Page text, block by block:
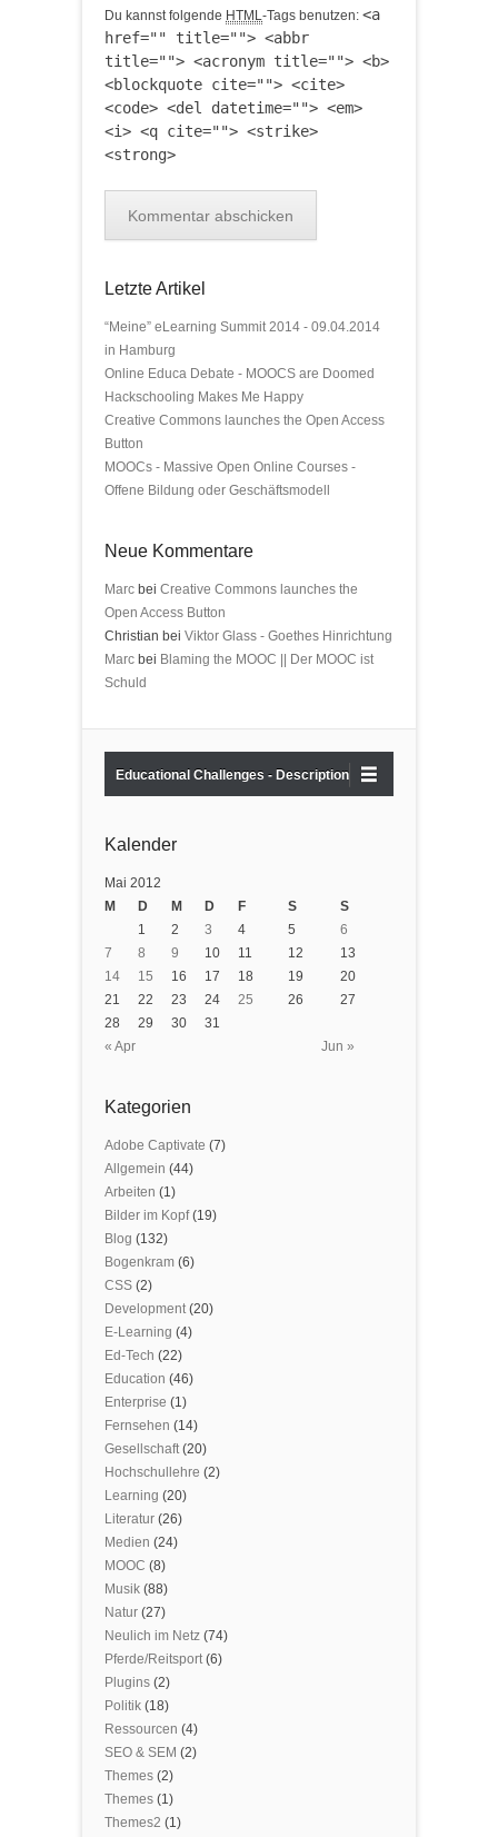
Du kannst folgende HTML-Tags benutzen: <a
href="" title=""> <abbr
title=""> <acronym title=""> <b>
<blockquote cite=""> <cite>
<code> <del datetime=""> <em>
<i> <q cite=""> <strike>
<strong>
Letzte Artikel
“Meine” eLearning Summit 2014 - 09.04.2014
in Hamburg
Online Educa Debate - MOOCS are Doomed
Hackschooling Makes Me Happy
Creative Commons launches the Open Access
Button
MOOCs - Massive Open Online Courses -
Offene Bildung oder Geschäftsmodell
Neue Kommentare
Marc bei Creative Commons launches the
Open Access Button
Christian bei Viktor Glass - Goethes Hinrichtung
Marc bei Blaming the MOOC || Der MOOC ist
Schuld
Educational Challenges - Description
Kalender
Mai 2012
M
D M D F S S
« Apr Jun »
1 2 3 4 5
6
7
8 9 10 11 12
13
14
15 16 17 18 19
20
21
22 23 24 25 26
27
28
29 30 31
Kategorien
Adobe Captivate (7)
Allgemein (44)
Arbeiten (1)
Bilder im Kopf(19)
Blog (132)
Bogenkram (6)
CSS (2)
Development(20)
E-Learning (4)
Ed-Tech (22)
Education (46)
Enterprise (1)
Fernsehen (14)
Gesellschaft(20)
Hochschullehre (2)
Learning (20)
Literatur (26)
Medien (24)
MOOC (8)
Musik (88)
Natur (27)
Neulich im Netz (74)
Pferde/Reitsport(6)
Plugins (2)
Politik (18)
Ressourcen (4)
SEO & SEM (2)
Themes (2)
Themes (1)
Themes2 (1)